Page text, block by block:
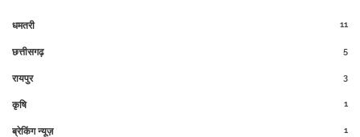
धमतरी 11
छत्तीसगढ़ 5
रायपुर 3
कृषि 1
ब्रेकिंग न्यूज़ 1